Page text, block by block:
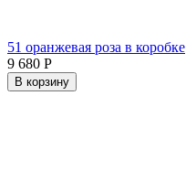
51 оранжевая роза в коробке
9 680 Р
В корзину